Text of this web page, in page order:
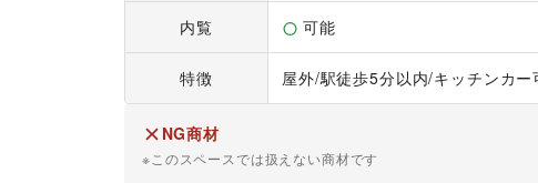
・来店時、終了時には管理事務所へお声がけください。
■施設利用について
・喫煙所 お客さま用喫煙所は使用禁止です。後方の従
・トイレ後方の従業員用トイレ、お客さま用トイレを
お控えください。
※尚、開店前のお客さま用トイレの利用は厳禁となりま
内覧 可能
特徴 屋外/駅徒歩5分以内/キッチンカー
NG商材
※このスペースでは扱えない商材です